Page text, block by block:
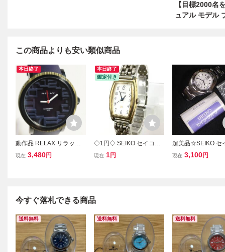
【目標2000名
ュアル モデル
この商品よりも安い類似商品
本日終了
動作品 RELAX リラック
ス ブラック文字盤 クォー
現在 3,480円
本日終了
鑑定付き
◇1円◇ SEIKO セイコー
腕時計 1F21-5C10 NOIE
現在 1円
超美品☆SEIKO セ
パーペチュアルカ
現在 3,100円
今すぐ落札できる商品
送料無料 送料無料 送料無料